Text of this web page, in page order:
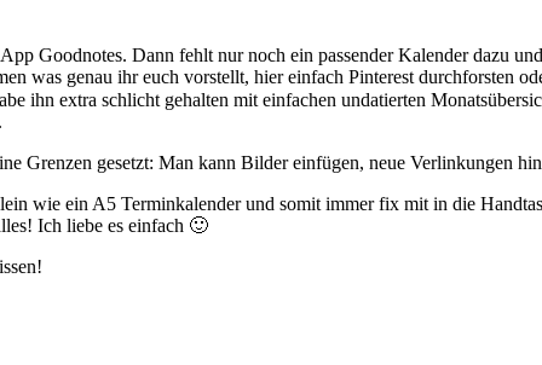
Goodnotes. Dann fehlt nur noch ein passender Kalender dazu
was genau ihr euch vorstellt, hier einfach Pinterest durchforsten
ihn extra schlicht gehalten mit einfachen undatierten
Grenzen gesetzt: Man kann Bilder einfügen, neue Verlinkungen
wie ein A5 Terminkalender und somit immer fix mit in die
Ich liebe es einfach 🙂